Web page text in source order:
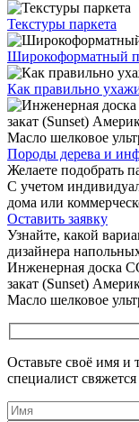
Текстуры паркета
Широкоформатный
Как правильно
Породы дерева и
Желаете подобрать
С учетом
дома или
Оставить заявку
Узнайте, какой
дизайнера
Инженерная доска
закат (Sunset)
Масло шелковое
Оставьте своё имя и
специалист